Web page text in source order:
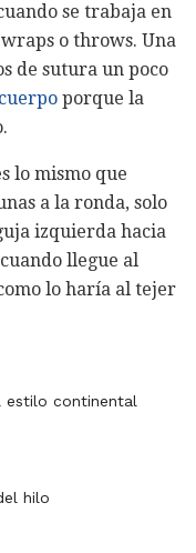
se trabaja en
o throws. Una
de sutura un poco
porque la
lo mismo que
a la ronda, solo
izquierda hacia
llegue al
lo haría al tejer
estilo continental
hilo